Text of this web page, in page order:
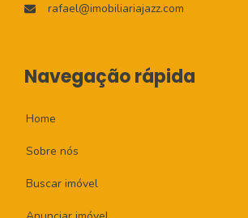
rafael@imobiliariajazz.com
Navegação rápida
Home
Sobre nós
Buscar imóvel